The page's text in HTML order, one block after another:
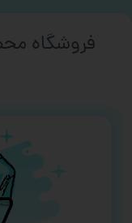
فروشگاه